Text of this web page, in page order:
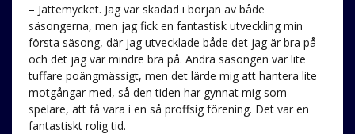
– Jättemycket. Jag var skadad i början av både
säsongerna, men jag fick en fantastisk utveckling min
första säsong, där jag utvecklade både det jag är bra på
och det jag var mindre bra på. Andra säsongen var lite
tuffare poängmässigt, men det lärde mig att hantera lite
motgångar med, så den tiden har gynnat mig som
spelare, att få vara i en så proffsig förening. Det var en
fantastiskt rolig tid.